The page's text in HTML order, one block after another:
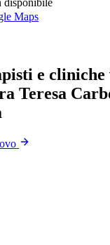
disponibile
Maps
e cliniche
Teresa